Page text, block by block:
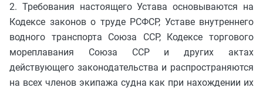
2. Требования настоящего Устава основываются на
Кодексе законов о труде РСФСР, Уставе внутреннего
водного транспорта Союза ССР, Кодексе торгового
мореплавания Союза ССР и других актах
действующего законодательства и распространяются
на всех членов экипажа судна как при нахождении их